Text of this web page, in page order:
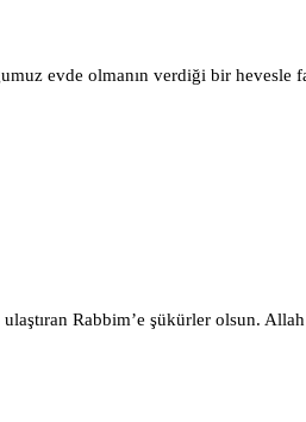
evde olmanın verdiği bir
Rabbim’e şükürler olsun.